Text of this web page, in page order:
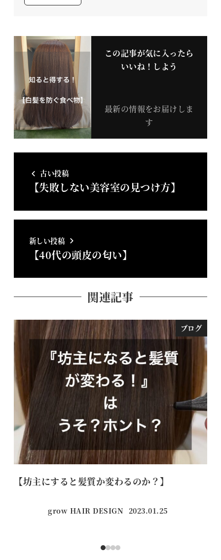
この記事が気に入ったら
いいね！しよう
最新の情報をお届けしま
す
古い投稿
【失敗しない美容室の見つけ方】
新しい投稿
【40代の頭皮の匂い】
関連記事
ブログ
【坊主にすると髪質か変わるのか？】
grow HAIR DESIGN 投稿日
2023.01.25